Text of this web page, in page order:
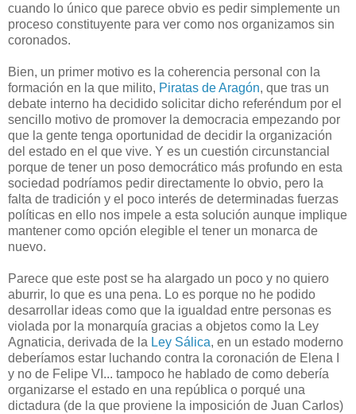
cuando lo único que parece obvio es pedir simplemente un
proceso constituyente para ver como nos organizamos sin
coronados.
Bien, un primer motivo es la coherencia personal con la
formación en la que milito, Piratas de Aragón, que tras un
debate interno ha decidido solicitar dicho referéndum por el
sencillo motivo de promover la democracia empezando por
que la gente tenga oportunidad de decidir la organización
del estado en el que vive. Y es un cuestión circunstancial
porque de tener un poso democrático más profundo en esta
sociedad podríamos pedir directamente lo obvio, pero la
falta de tradición y el poco interés de determinadas fuerzas
políticas en ello nos impele a esta solución aunque implique
mantener como opción elegible el tener un monarca de
nuevo.
Parece que este post se ha alargado un poco y no quiero
aburrir, lo que es una pena. Lo es porque no he podido
desarrollar ideas como que la igualdad entre personas es
violada por la monarquía gracias a objetos como la Ley
Agnaticia, derivada de la Ley Sálica, en un estado moderno
deberíamos estar luchando contra la coronación de Elena I
y no de Felipe VI... tampoco he hablado de como debería
organizarse el estado en una república o porqué una
dictadura (de la que proviene la imposición de Juan Carlos)